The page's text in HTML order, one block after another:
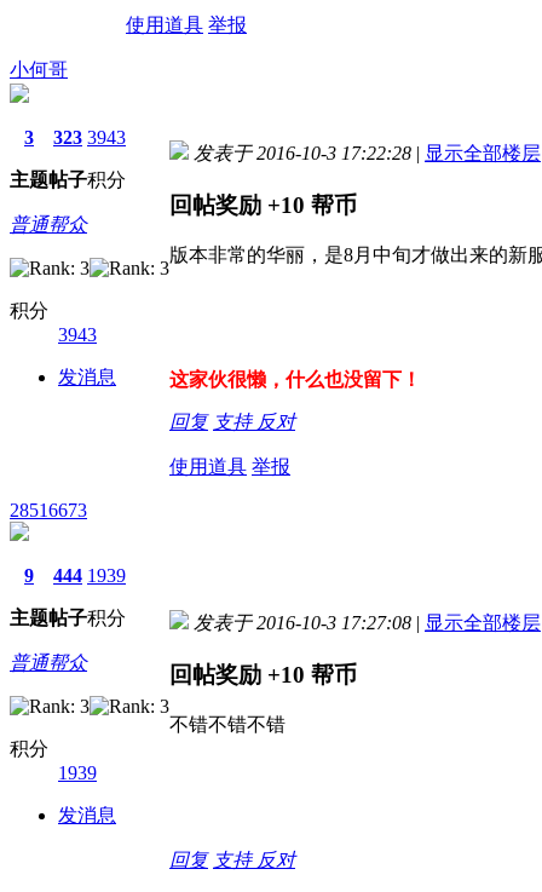
使用道具 举报
小何哥
3
主题
323
帖子
3943
积分
普通帮众
积分
3943
发消息
发表于 2016-10-3 17:22:28 | 显示全部楼层
回帖奖励 +10 帮币
版本非常的华丽，是8月中旬才做出来的新
这家伙很懒，什么也没留下！
回复 支持 反对
使用道具 举报
28516673
9
主题
444
帖子
1939
积分
普通帮众
积分
1939
发消息
发表于 2016-10-3 17:27:08 | 显示全部楼层
回帖奖励 +10 帮币
不错不错不错
回复 支持 反对